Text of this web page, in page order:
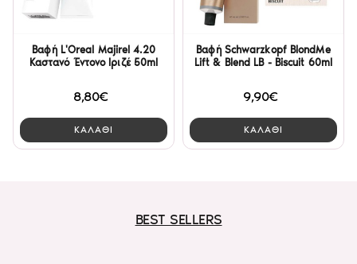
Βαφή L'Oreal Majirel 4.20
Καστανό Έντονο Ιριζέ 50ml
8,80€
ΚΑΛΑΘΙ
Βαφή Schwarzkopf BlondMe
Lift & Blend LB - Biscuit 60ml
9,90€
ΚΑΛΑΘΙ
BEST SELLERS